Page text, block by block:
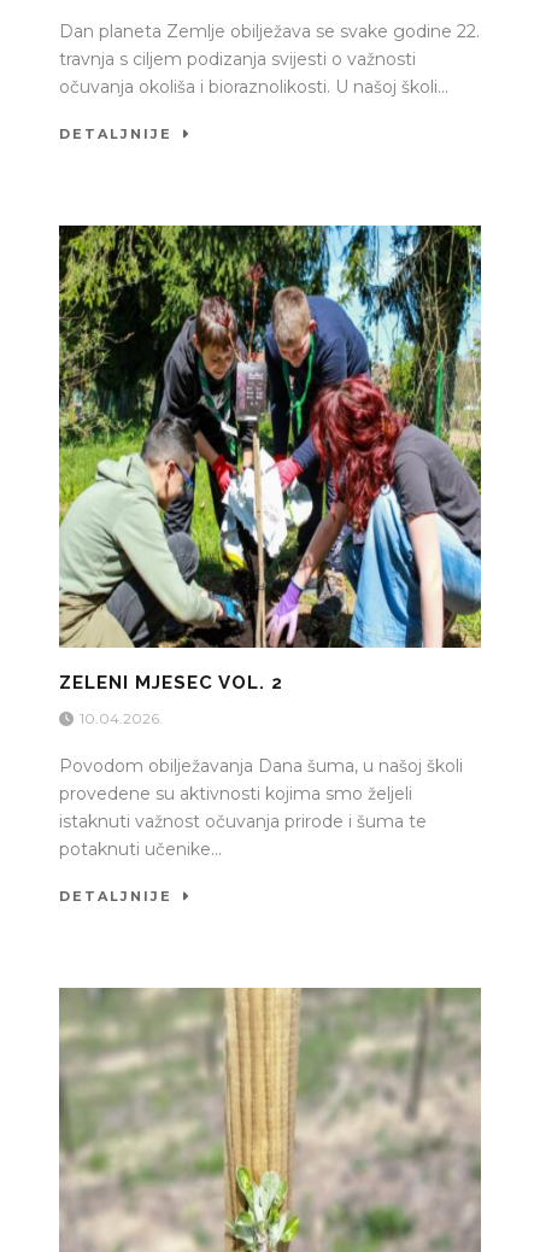
Dan planeta Zemlje obilježava se svake godine 22.
travnja s ciljem podizanja svijesti o važnosti
očuvanja okoliša i bioraznolikosti. U našoj školi...
DETALJNIJE
ZELENI MJESEC VOL. 2
10.04.2026.
Povodom obilježavanja Dana šuma, u našoj školi
provedene su aktivnosti kojima smo željeli
istaknuti važnost očuvanja prirode i šuma te
potaknuti učenike...
DETALJNIJE